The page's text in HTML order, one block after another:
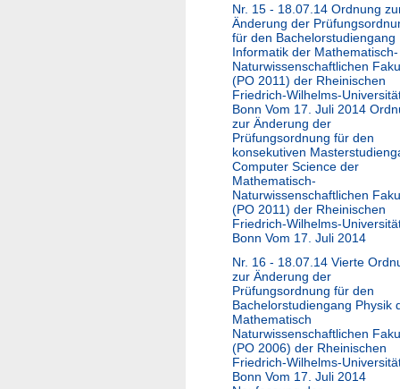
Nr. 15 - 18.07.14 Ordnung
Änderung der
für den Bachelorstudiengang
Informatik der Mathematisch-
Naturwissenschaftlichen
(PO 2011) der Rheinischen
Friedrich-Wilhelms-
Bonn Vom 17. Juli 2014
zur Änderung der
Prüfungsordnung für den
konsekutiven
Computer Science der
Mathematisch-
Naturwissenschaftlichen
(PO 2011) der Rheinischen
Friedrich-Wilhelms-
Bonn Vom 17. Juli 2014
Nr. 16 - 18.07.14 Vierte
zur Änderung der
Prüfungsordnung für den
Bachelorstudiengang Physik
Mathematisch
Naturwissenschaftlichen
(PO 2006) der Rheinischen
Friedrich-Wilhelms-
Bonn Vom 17. Juli 2014